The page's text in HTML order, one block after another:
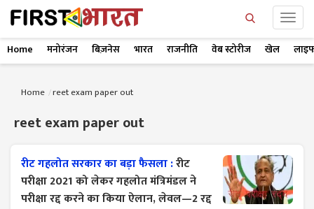
Home मनोरंजन बिज़नेस भारत राजनीति वेब स्टोरीज खेल
Home reet exam paper out
reet exam paper out
रीट गहलोत सरकार का बड़ा फैसला :रीट
परीक्षा 2021 को लेकर गहलोत मंत्रिमंडल ने
परीक्षा रद्द करने का किया ऐलान, लेवल—2 रद्द